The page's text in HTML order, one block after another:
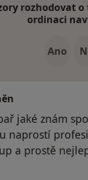
rozhodovat
ordinaci
Ano
jaké znám
naprostí
a prostě